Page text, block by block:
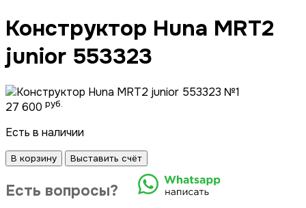
Конструктор Huna MRT2
junior 553323
27 600 руб.
Есть в наличии
В корзину Выставить счёт
Есть вопросы?